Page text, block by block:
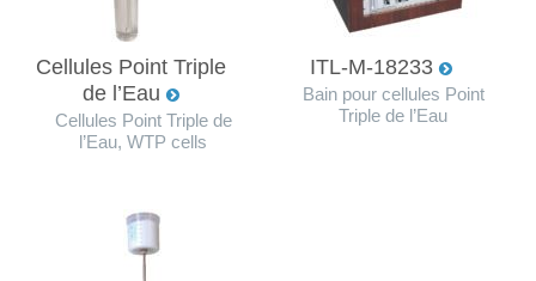
Cellules Point Triple
de l’Eau
Cellules Point Triple de
l’Eau, WTP cells
ITL-M-18233
Bain pour cellules Point
Triple de l’Eau